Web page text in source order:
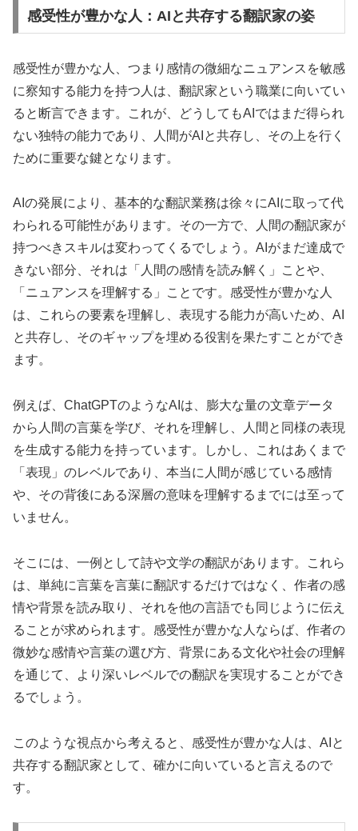
感受性が豊かな人：AIと共存する翻訳家の姿
感受性が豊かな人、つまり感情の微細なニュアンスを敏感
に察知する能力を持つ人は、翻訳家という職業に向いてい
ると断言できます。これが、どうしてもAIではまだ得られ
ない独特の能力であり、人間がAIと共存し、その上を行く
ために重要な鍵となります。
AIの発展により、基本的な翻訳業務は徐々にAIに取って代
わられる可能性があります。その一方で、人間の翻訳家が
持つべきスキルは変わってくるでしょう。AIがまだ達成で
きない部分、それは「人間の感情を読み解く」ことや、
「ニュアンスを理解する」ことです。感受性が豊かな人
は、これらの要素を理解し、表現する能力が高いため、AI
と共存し、そのギャップを埋める役割を果たすことができ
ます。
例えば、ChatGPTのようなAIは、膨大な量の文章データ
から人間の言葉を学び、それを理解し、人間と同様の表現
を生成する能力を持っています。しかし、これはあくまで
「表現」のレベルであり、本当に人間が感じている感情
や、その背後にある深層の意味を理解するまでには至って
いません。
そこには、一例として詩や文学の翻訳があります。これら
は、単純に言葉を言葉に翻訳するだけではなく、作者の感
情や背景を読み取り、それを他の言語でも同じように伝え
ることが求められます。感受性が豊かな人ならば、作者の
微妙な感情や言葉の選び方、背景にある文化や社会の理解
を通じて、より深いレベルでの翻訳を実現することができ
るでしょう。
このような視点から考えると、感受性が豊かな人は、AIと
共存する翻訳家として、確かに向いていると言えるので
す。